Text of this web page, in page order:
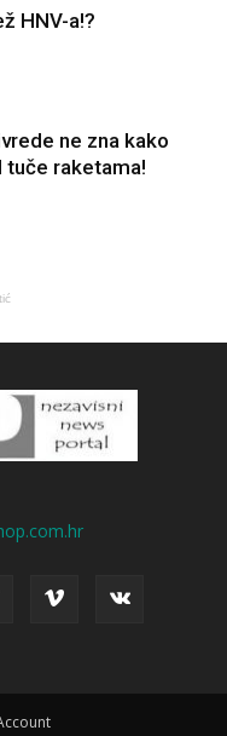
HNV-a!?
ne zna kako
tuče raketama!